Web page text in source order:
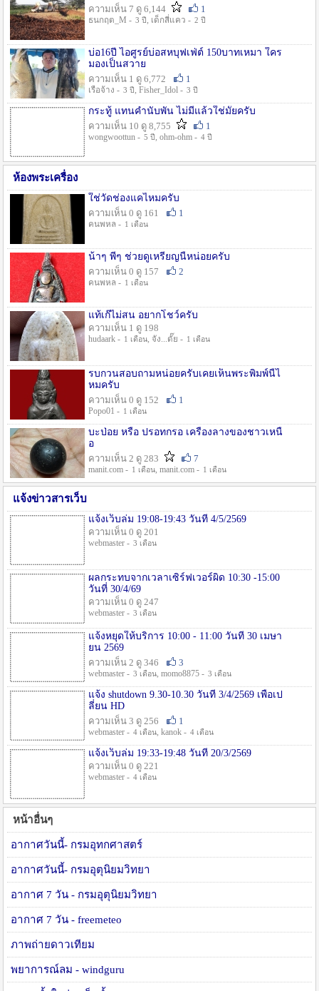
ความเห็น 7 ดู 6,144
1
ธนกฤต_M - 3 ปี , เด็กสี่แคว - 2 ปี
บ่อ16ปี ไอศูรย์บ่อสหบุฟเฟ่ต์ 150บาทเหมา ใคร
มองเป็นสวาย
ความเห็น 1 ดู 6,772
1
เรือจ้าง - 3 ปี , Fisher_Idol - 3 ปี
กระทู้ แทนคำนับพัน ไม่มีแล้วใช่มั๊ยครับ
ความเห็น 10 ดู 8,755
1
wongwoottun - 5 ปี , ohm-ohm - 4 ปี
ห้องพระเครื่อง
ใช่วัดช่องแคไหมครับ
ความเห็น 0 ดู 161
1
คนพหล - 1 เดือน
น้าๆ พี่ๆ ช่วยดูเหรียญนี้หน่อยครับ
ความเห็น 0 ดู 157
2
คนพหล - 1 เดือน
แท้เก๊ไม่สน อยากโชว์ครับ
ความเห็น 1 ดู 198
hudaark - 1 เดือน, จัง...ดั๊ย - 1 เดือน
รบกวนสอบถามหน่อยครับเคยเห็นพระพิมพ์นี้ไ
หมครับ
ความเห็น 0 ดู 152
1
Popo01 - 1 เดือน
บะป่อย หรือ ปรอทกรอ เครื่องลางของชาวเหนื
อ
ความเห็น 2 ดู 283
7
manit.com - 1 เดือน, manit.com - 1 เดือน
แจ้งข่าวสารเว็บ
แจ้งเว็บล่ม 19:08-19:43 วันที่ 4/5/2569
ความเห็น 0 ดู 201
webmaster - 3 เดือน
ผลกระทบจากเวลาเซิร์ฟเวอร์ผิด 10:30 -15:00
วันที่ 30/4/69
ความเห็น 0 ดู 247
webmaster - 3 เดือน
แจ้งหยุดให้บริการ 10:00 - 11:00 วันที่ 30 เมษา
ยน 2569
ความเห็น 2 ดู 346
3
webmaster - 3 เดือน, momo8875 - 3 เดือน
แจ้ง shutdown 9.30-10.30 วันที่ 3/4/2569 เพื่อเป
ลี่ยน HD
ความเห็น 3 ดู 256
1
webmaster - 4 เดือน, kanok - 4 เดือน
แจ้งเว็บล่ม 19:33-19:48 วันที่ 20/3/2569
ความเห็น 0 ดู 221
webmaster - 4 เดือน
หน้าอื่นๆ
อากาศวันนี้- กรมอุทกศาสตร์
อากาศวันนี้- กรมอุตุนิยมวิทยา
อากาศ 7 วัน - กรมอุตุนิยมวิทยา
อากาศ 7 วัน - freemeteo
ภาพถ่ายดาวเทียม
พยาการณ์ลม - windguru